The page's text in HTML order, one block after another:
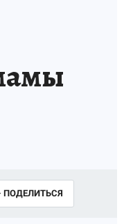
ПОДЕЛИТЬСЯ